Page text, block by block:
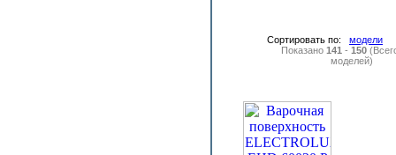
Сортировать по: модели
Показано 141 - 150
моделей)